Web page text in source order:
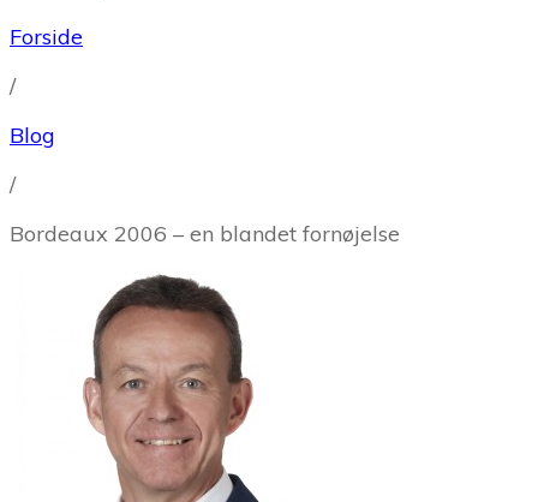
Forside
/
Blog
/
Bordeaux 2006 – en blandet fornøjelse